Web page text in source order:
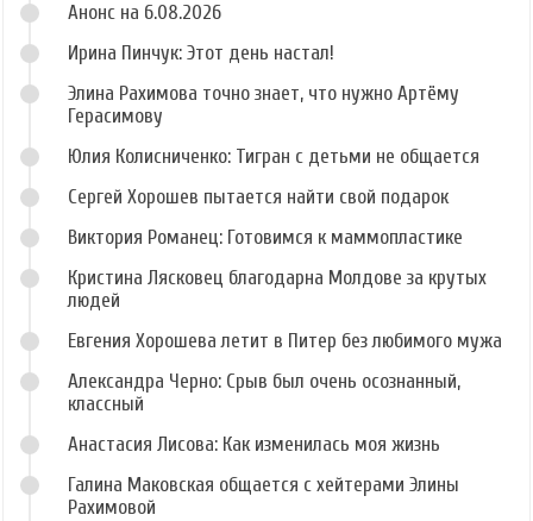
Анонс на 6.08.2026
Ирина Пинчук: Этот день настал!
Элина Рахимова точно знает, что нужно Артёму
Герасимову
Юлия Колисниченко: Тигран с детьми не общается
Сергей Хорошев пытается найти свой подарок
Виктория Романец: Готовимся к маммопластике
Кристина Лясковец благодарна Молдове за крутых
людей
Евгения Хорошева летит в Питер без любимого мужа
Александра Черно: Срыв был очень осознанный,
классный
Анастасия Лисова: Как изменилась моя жизнь
Галина Маковская общается с хейтерами Элины
Рахимовой